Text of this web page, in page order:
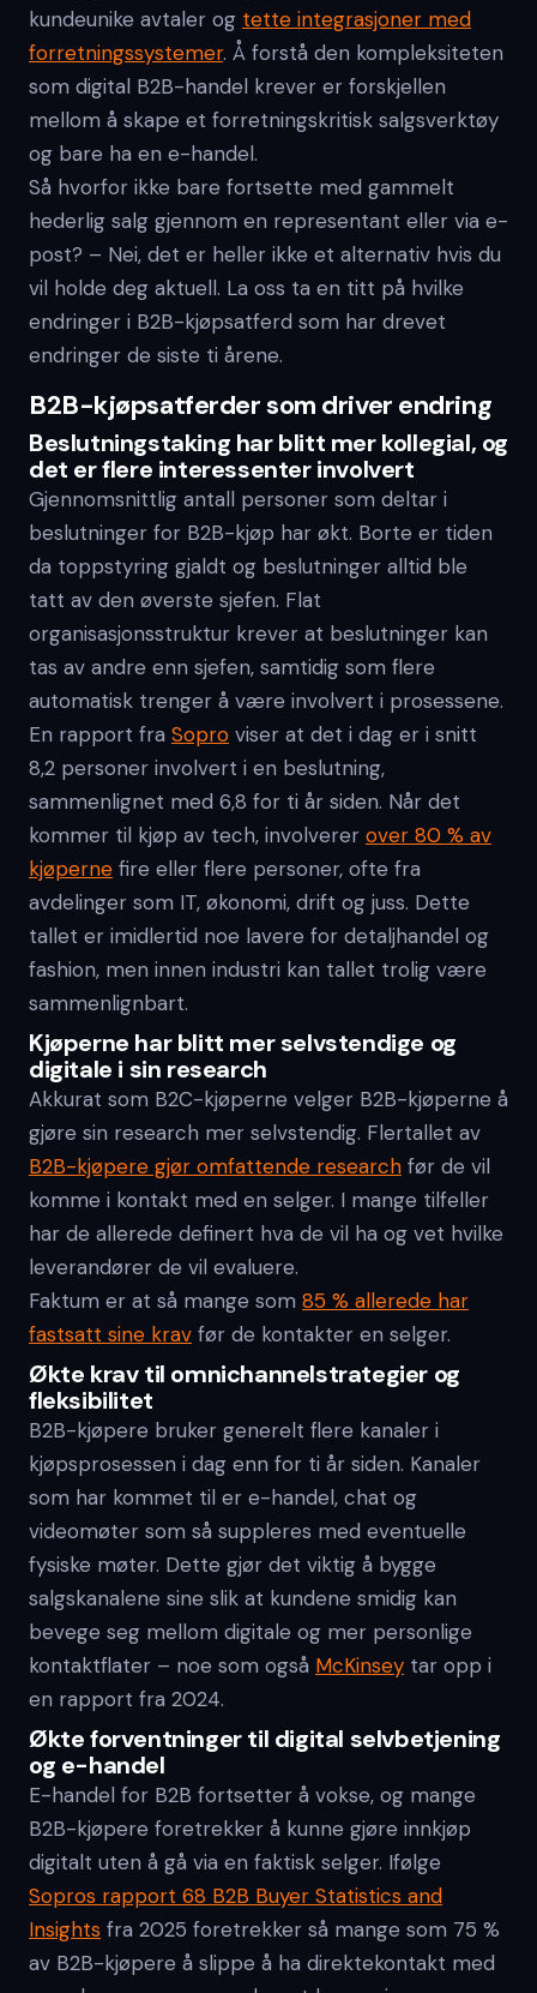
kundeunike avtaler og tette integrasjoner med
forretningssystemer. Å forstå den kompleksiteten
som digital B2B-handel krever er forskjellen
mellom å skape et forretningskritisk salgsverktøy
og bare ha en e-handel.
Så hvorfor ikke bare fortsette med gammelt
hederlig salg gjennom en representant eller via e-
post? – Nei, det er heller ikke et alternativ hvis du
vil holde deg aktuell. La oss ta en titt på hvilke
endringer i B2B-kjøpsatferd som har drevet
endringer de siste ti årene.
B2B-kjøpsatferder som driver endring
Beslutningstaking har blitt mer kollegial, og
det er flere interessenter involvert
Gjennomsnittlig antall personer som deltar i
beslutninger for B2B-kjøp har økt. Borte er tiden
da toppstyring gjaldt og beslutninger alltid ble
tatt av den øverste sjefen. Flat
organisasjonsstruktur krever at beslutninger kan
tas av andre enn sjefen, samtidig som flere
automatisk trenger å være involvert i prosessene.
En rapport fra Sopro viser at det i dag er i snitt
8,2 personer involvert i en beslutning,
sammenlignet med 6,8 for ti år siden. Når det
kommer til kjøp av tech, involverer over 80 % av
kjøperne fire eller flere personer, ofte fra
avdelinger som IT, økonomi, drift og juss. Dette
tallet er imidlertid noe lavere for detaljhandel og
fashion, men innen industri kan tallet trolig være
sammenlignbart.
Kjøperne har blitt mer selvstendige og
digitale i sin research
Akkurat som B2C-kjøperne velger B2B-kjøperne å
gjøre sin research mer selvstendig. Flertallet av
B2B-kjøpere gjør omfattende research før de vil
komme i kontakt med en selger. I mange tilfeller
har de allerede definert hva de vil ha og vet hvilke
leverandører de vil evaluere.
Faktum er at så mange som 85 % allerede har
fastsatt sine krav før de kontakter en selger.
Økte krav til omnichannelstrategier og
fleksibilitet
B2B-kjøpere bruker generelt flere kanaler i
kjøpsprosessen i dag enn for ti år siden. Kanaler
som har kommet til er e-handel, chat og
videomøter som så suppleres med eventuelle
fysiske møter. Dette gjør det viktig å bygge
salgskanalene sine slik at kundene smidig kan
bevege seg mellom digitale og mer personlige
kontaktflater – noe som også McKinsey tar opp i
en rapport fra 2024.
Økte forventninger til digital selvbetjening
og e-handel
E-handel for B2B fortsetter å vokse, og mange
B2B-kjøpere foretrekker å kunne gjøre innkjøp
digitalt uten å gå via en faktisk selger. Ifølge
Sopros rapport 68 B2B Buyer Statistics and
Insights fra 2025 foretrekker så mange som 75 %
av B2B-kjøpere å slippe å ha direktekontakt med